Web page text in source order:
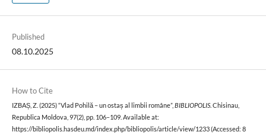
Published
08.10.2025
How to Cite
IZBAȘ, Z. (2025) “Vlad Pohilă – un ostaș al limbii române”, BIBLIOPOLIS. Chisinau,
Republica Moldova, 97(2), pp. 106–109. Available at:
https://bibliopolis.hasdeu.md/index.php/bibliopolis/article/view/1233 (Accessed: 8